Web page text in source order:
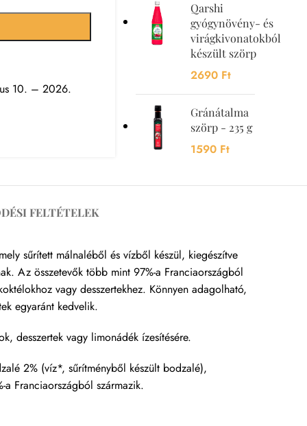
10. – 2026.
Qarshi
gyógynövény- és
virágkivonatokból
készült szörp
2690 Ft
Gránátalma
szörp - 235 g
1590 Ft
FELTÉTELEK
sűrített málnaléből és vízből készül, kiegészítve
Az összetevők több mint 97%-a Franciaországból
vagy desszertekhez. Könnyen adagolható,
egyaránt kedvelik.
desszertek vagy limonádék ízesítésére.
2% (víz*, sűrítményből készült bodzalé),
Franciaországból származik.